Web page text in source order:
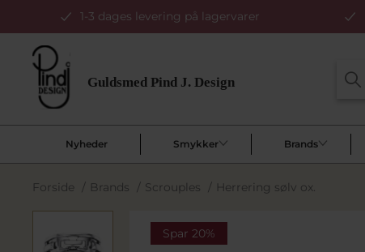
1-3 dages levering på lagervarer
Nyheder Smykker Brands
Forside / Brands / Scrouples / Herrering sølv ox.
Spar 20%